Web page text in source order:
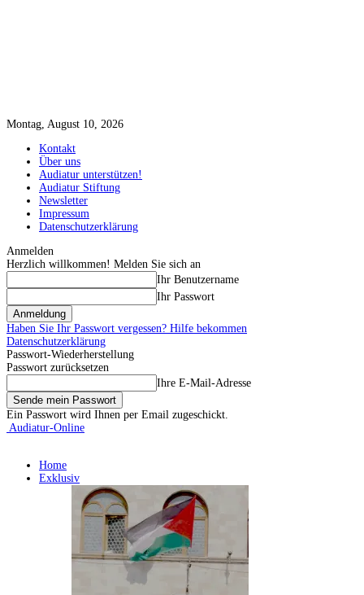
Montag, August 10, 2026
Kontakt
Über uns
Audiatur unterstützen!
Audiatur Stiftung
Newsletter
Impressum
Datenschutzerklärung
Anmelden
Herzlich willkommen! Melden Sie sich an
Ihr Benutzername
Ihr Passwort
Haben Sie Ihr Passwort vergessen? Hilfe bekommen
Datenschutzerklärung
Passwort-Wiederherstellung
Passwort zurücksetzen
Ihre E-Mail-Adresse
Ein Passwort wird Ihnen per Email zugeschickt.
Audiatur-Online
Home
Exklusiv